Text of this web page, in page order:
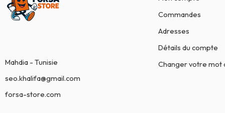
Mahdia - Tunisie
seo.khalifa@gmail.com
forsa-store.com
Commandes
Adresses
Détails du compte
Changer votre mot